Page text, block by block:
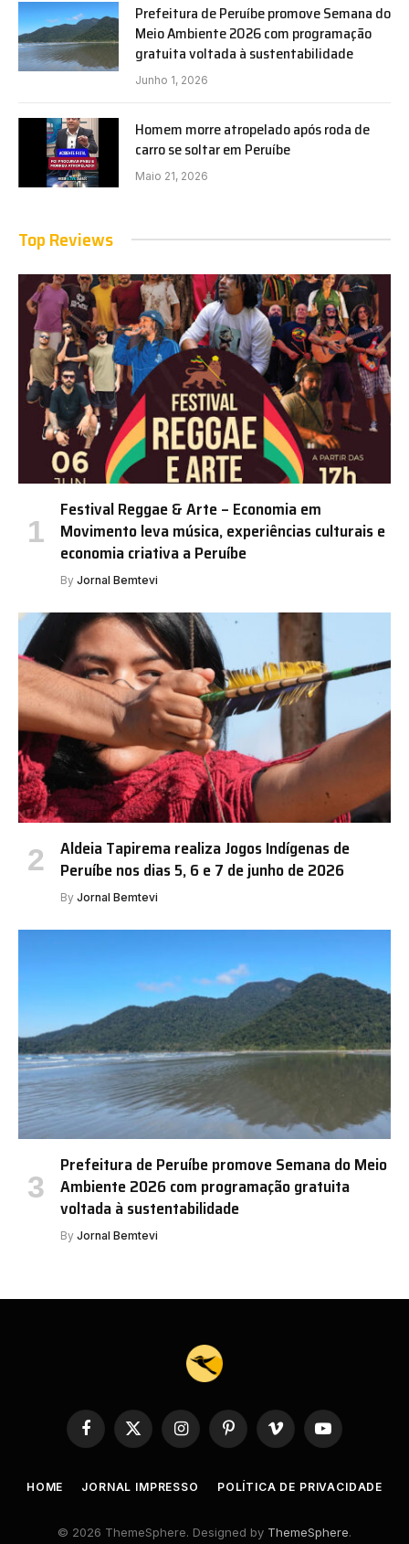
Prefeitura de Peruíbe promove Semana do
Meio Ambiente 2026 com programação
gratuita voltada à sustentabilidade
Junho 1, 2026
Homem morre atropelado após roda de
carro se soltar em Peruíbe
Maio 21, 2026
Top Reviews
Festival Reggae & Arte – Economia em
Movimento leva música, experiências culturais e
economia criativa a Peruíbe
By Jornal Bemtevi
Aldeia Tapirema realiza Jogos Indígenas de
Peruíbe nos dias 5, 6 e 7 de junho de 2026
By Jornal Bemtevi
Prefeitura de Peruíbe promove Semana do Meio
Ambiente 2026 com programação gratuita
voltada à sustentabilidade
By Jornal Bemtevi
Facebook
X
(Twitter)
InstagramPinterestVimeo YouTube
HOME JORNAL IMPRESSO POLÍTICA DE PRIVACIDADE
© 2026 ThemeSphere. Designed by ThemeSphere.